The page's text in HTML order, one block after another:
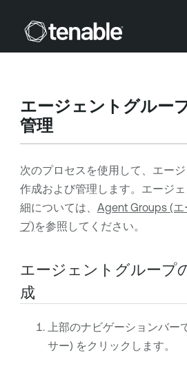
メインコンテンツに
エージェントグルー
管理
次のプロセスを使用して、エー
作成および管理します。エージ
細については、 Agent Groups (
プ)を参照してください。
エージェントグループ
成
上部のナビゲーションバー
サー) をクリックします。